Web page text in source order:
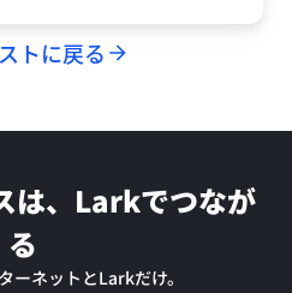
トに戻る
は、Larkでつなが
る
ーネットとLarkだけ。